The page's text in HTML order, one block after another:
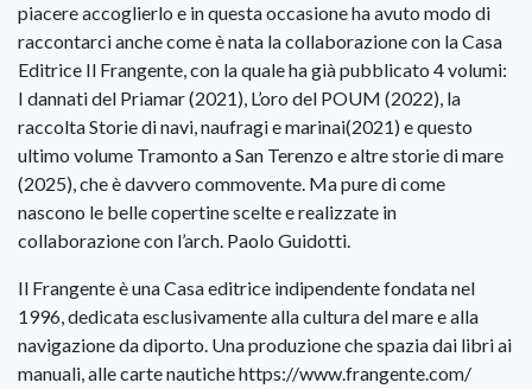
piacere accoglierlo e in questa occasione ha avuto modo di
raccontarci anche come è nata la collaborazione con la Casa
Editrice Il Frangente, con la quale ha già pubblicato 4 volumi:
I dannati del Priamar (2021), L’oro del POUM (2022), la
raccolta Storie di navi, naufragi e marinai(2021) e questo
ultimo volume Tramonto a San Terenzo e altre storie di mare
(2025), che è davvero commovente. Ma pure di come
nascono le belle copertine scelte e realizzate in
collaborazione con l’arch. Paolo Guidotti.
Il Frangente è una Casa editrice indipendente fondata nel
1996, dedicata esclusivamente alla cultura del mare e alla
navigazione da diporto. Una produzione che spazia dai libri ai
manuali, alle carte nautiche https://www.frangente.com/